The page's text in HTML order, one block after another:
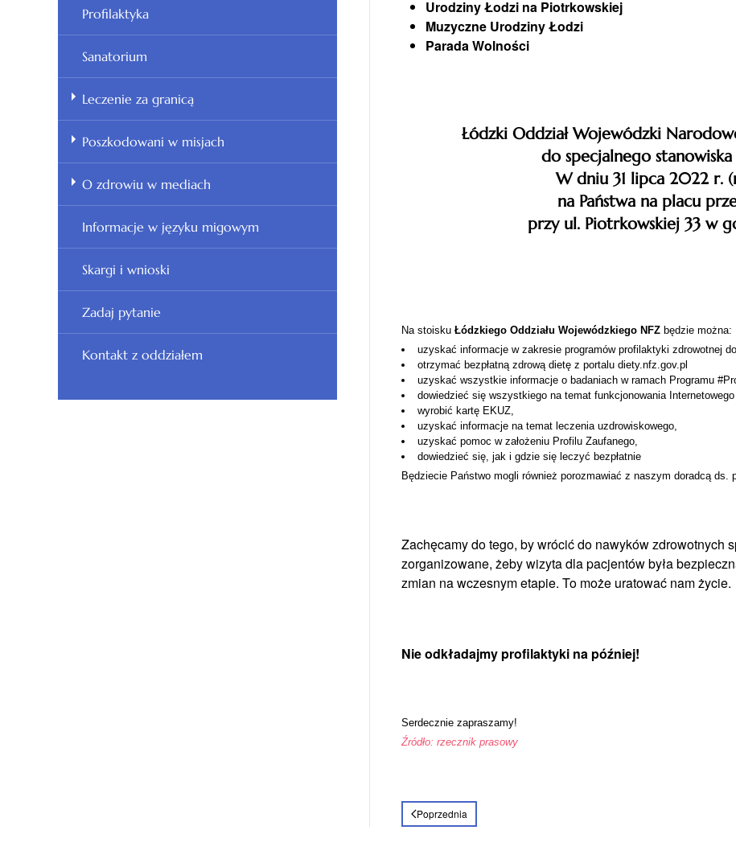
Urodziny Łodzi na Piotrkowskiej
Muzyczne Urodziny Łodzi
Parada Wolności
Łódzki Oddział Wojewódzki
do specjalnego
W dniu 31 lipca 2022 r.
na Państwa na placu
przy ul. Piotrkowskiej 33 w
Na stoisku Łódzkiego Oddziału Wojewódzkiego NFZbędzie można:
uzyskać informacje w zakresie programów profilaktyki zdrowotnej
otrzymać bezpłatną zdrową dietę z portalu diety.nfz.gov.pl
uzyskać wszystkie informacje o badaniach w ramach Programu
dowiedzieć się wszystkiego na temat funkcjonowania Internetowego
wyrobić kartę EKUZ,
uzyskać informacje na temat leczenia uzdrowiskowego,
uzyskać pomoc w założeniu Profilu Zaufanego,
dowiedzieć się, jak i gdzie się leczyć bezpłatnie
Będziecie Państwo mogli również porozmawiać z naszym doradcą ds.
Zachęcamy do tego, by wrócić do nawyków zdrowotnych
zorganizowane, żeby wizyta dla pacjentów była
zmian na wczesnym etapie. To może uratować nam życie.
Nie odkładajmy profilaktyki na później!
Serdecznie zapraszamy!
Źródło: rzecznik prasowy
Poprzednia
Profilaktyka
Sanatorium
Leczenie za granicą
Poszkodowani w misjach
O zdrowiu w mediach
Informacje w języku migowym
Skargi i wnioski
Zadaj pytanie
Kontakt z oddziałem